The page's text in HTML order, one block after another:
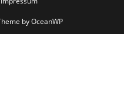
by OceanWP